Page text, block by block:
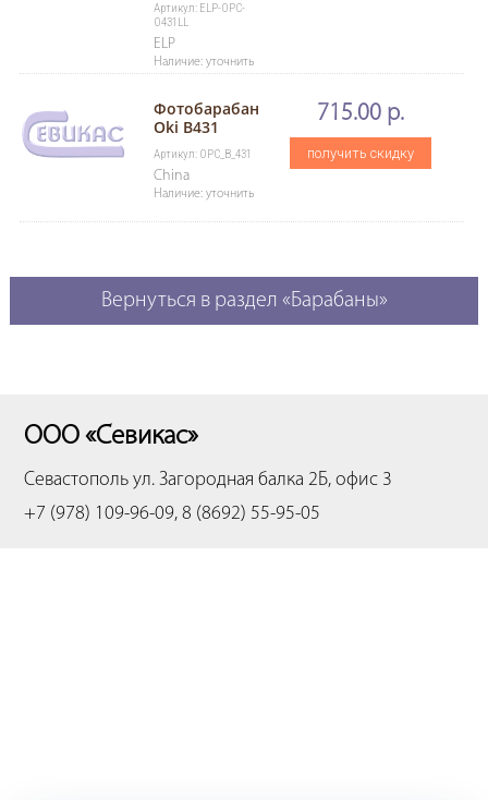
Артикул: ELP-OPC-
O431LL
ELP
Наличие: уточнить
Фотобарабан
Oki B431
Артикул: OPC_B_431
China
Наличие: уточнить
715.00 р.
получить скидку
Вернуться в раздел «Барабаны»
ООО «Севикас»
Севастополь ул. Загородная балка 2Б, офис 3
+7 (978) 109-96-09, 8 (8692) 55-95-05